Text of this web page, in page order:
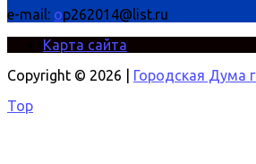
e-mail: op262014@list.ru
Карта сайта
Copyright © 2026 |
Городская Дума
Top